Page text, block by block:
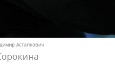
Астапкович